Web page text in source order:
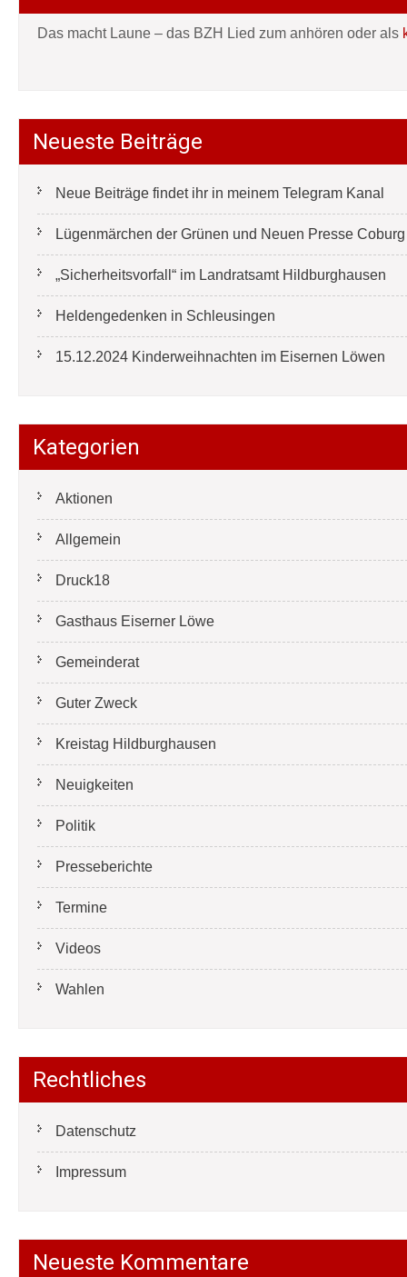
Das macht Laune – das BZH Lied zum anhören oder als
Neueste Beiträge
Neue Beiträge findet ihr in meinem Telegram Kanal
Lügenmärchen der Grünen und Neuen Presse
„Sicherheitsvorfall“ im Landratsamt Hildburghausen
Heldengedenken in Schleusingen
15.12.2024 Kinderweihnachten im Eisernen Löwen
Kategorien
Aktionen
Allgemein
Druck18
Gasthaus Eiserner Löwe
Gemeinderat
Guter Zweck
Kreistag Hildburghausen
Neuigkeiten
Politik
Presseberichte
Termine
Videos
Wahlen
Rechtliches
Datenschutz
Impressum
Neueste Kommentare